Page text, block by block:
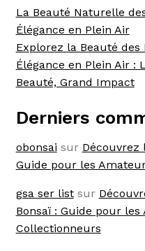
La Beauté Naturelle
Élégance en Plein Air
Explorez la Beauté des
Élégance en Plein Air :
Beauté, Grand Impact
Derniers
obonsai sur Découvrez
Guide pour les
gsa ser listsur
Bonsaï : Guide pour
Collectionneurs